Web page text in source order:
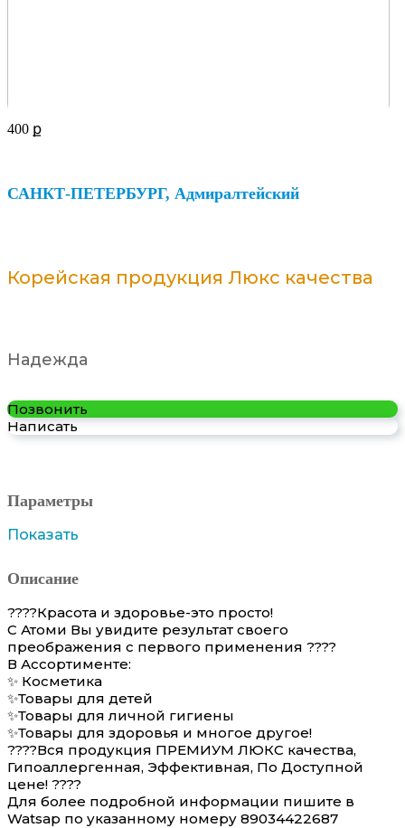
400 ք
САНКТ-ПЕТЕРБУРГ, Адмиралтейский
Корейская продукция Люкс качества
Надежда
Позвонить
Написать
Параметры
Показать
Описание
????Красота и здоровье-это просто!
С Атоми Вы увидите результат своего
преображения с первого применения ????
В Ассортименте:
✨ Косметика
✨Товары для детей
✨Товары для личной гигиены
✨Товары для здоровья и многое другое!
????Вся продукция ПРЕМИУМ ЛЮКС качества,
Гипоаллергенная, Эффективная, По Доступной
цене! ????
Для более подробной информации пишите в
Watsap по указанному номеру 89034422687